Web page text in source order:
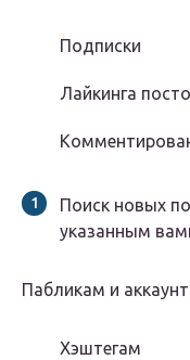
Подписки
Лайкинга
Поиск новых
указанным
Пабликам и
Хэштегам